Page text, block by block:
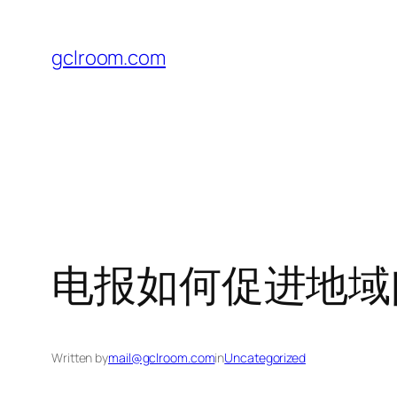
content
gclroom.com
电报如何促进地
Written bymail@gclroom.cominUncategorized